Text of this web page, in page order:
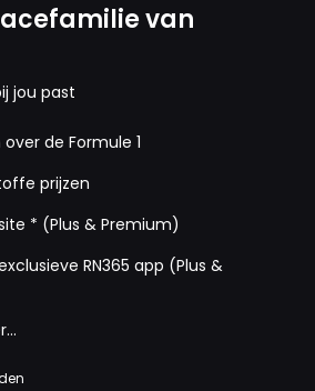
van
jou past
de Formule 1
prijzen
* (Plus & Premium)
RN365 app (Plus &